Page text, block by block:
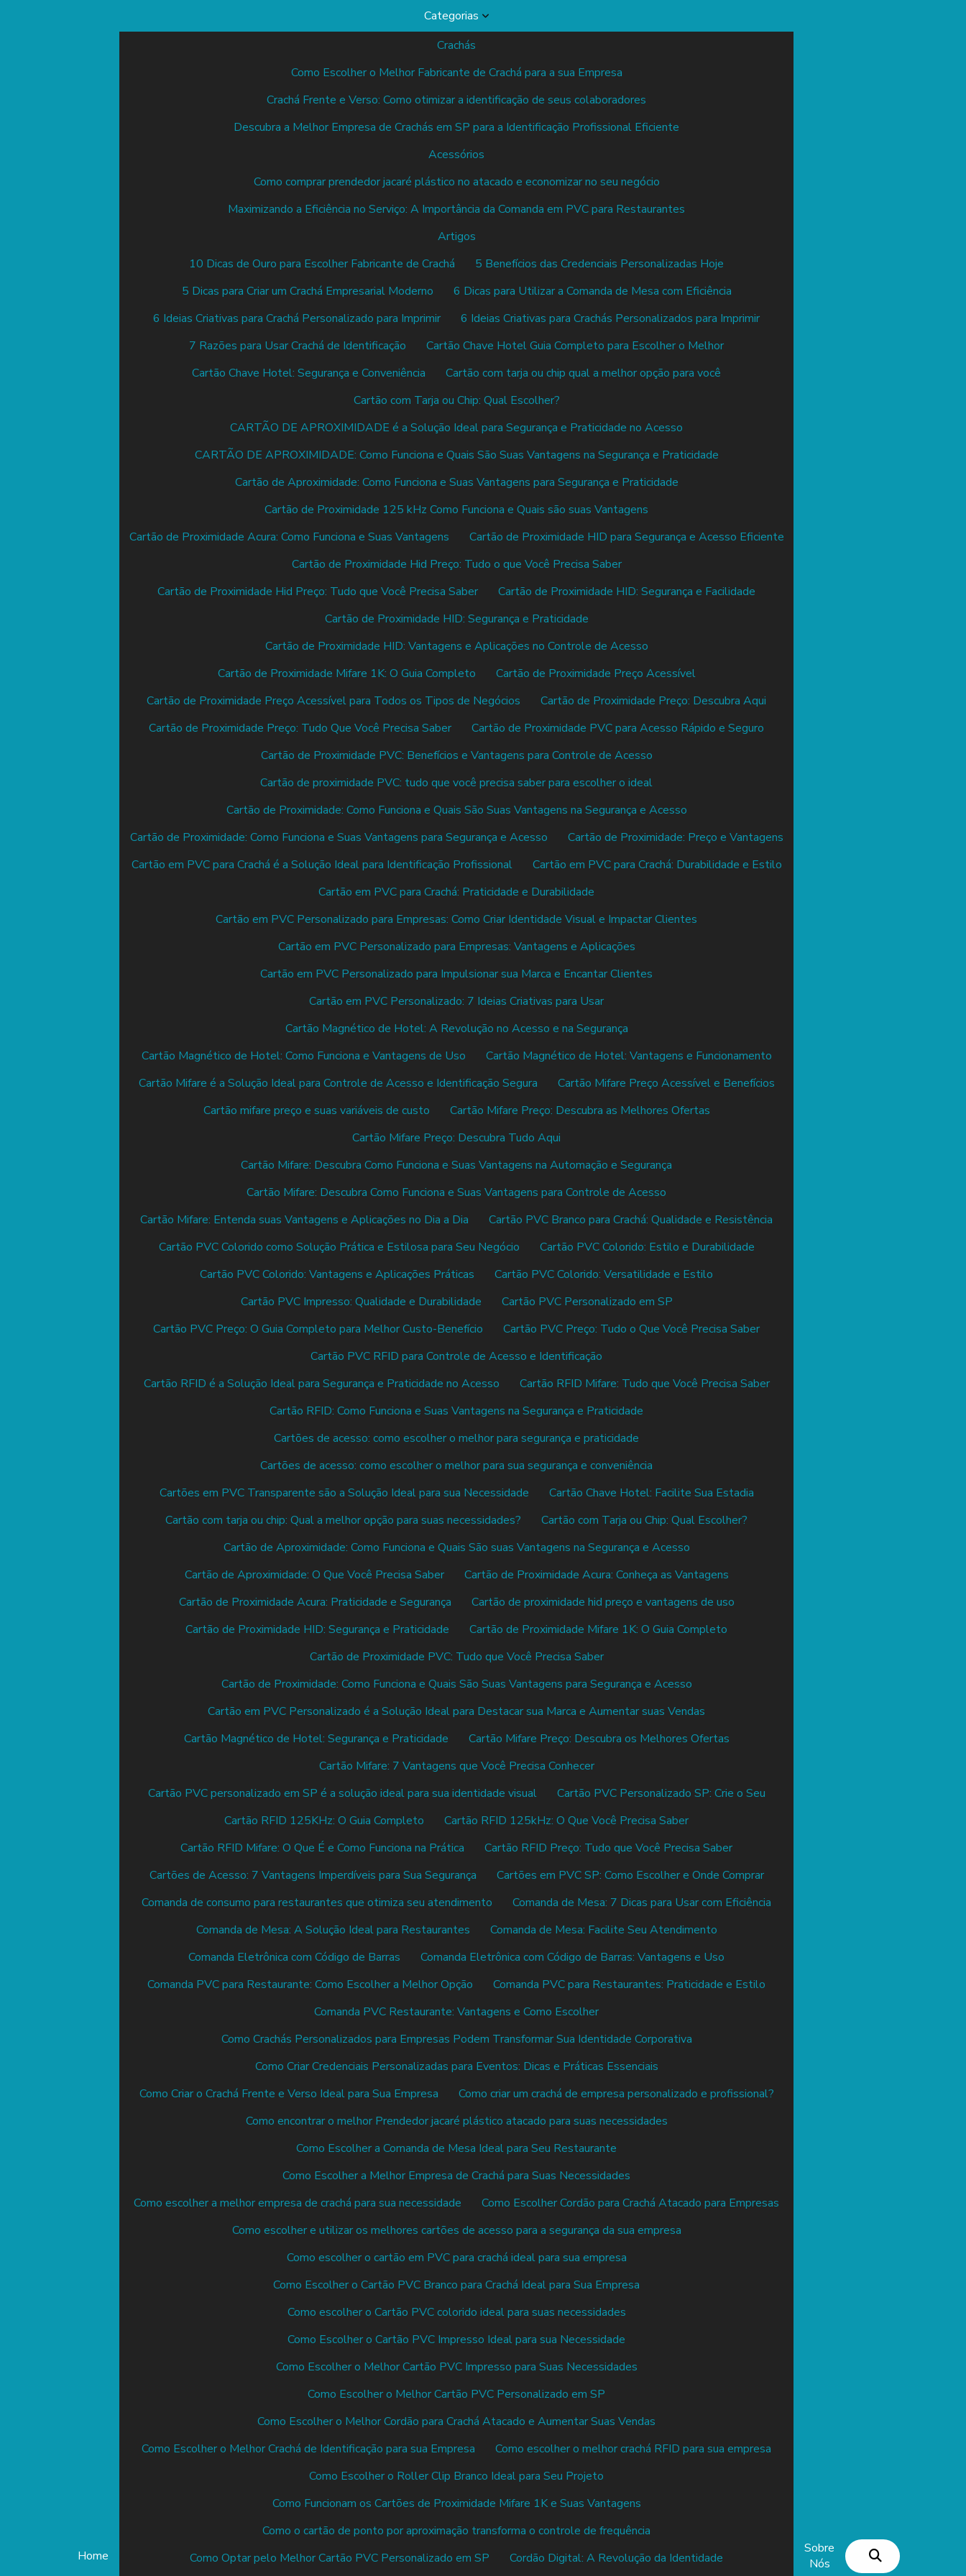
Home
Categorias
Crachás
Como Escolher o Melhor Fabricante de Crachá para a sua Empresa
Crachá Frente e Verso: Como otimizar a identificação de seus colaboradores
Descubra a Melhor Empresa de Crachás em SP para a Identificação Profissional Eficiente
Acessórios
Como comprar prendedor jacaré plástico no atacado e economizar no seu negócio
Maximizando a Eficiência no Serviço: A Importância da Comanda em PVC para Restaurantes
Artigos
10 Dicas de Ouro para Escolher Fabricante de Crachá
5 Benefícios das Credenciais Personalizadas Hoje
5 Dicas para Criar um Crachá Empresarial Moderno
6 Dicas para Utilizar a Comanda de Mesa com Eficiência
6 Ideias Criativas para Crachá Personalizado para Imprimir
6 Ideias Criativas para Crachás Personalizados para Imprimir
7 Razões para Usar Crachá de Identificação
Cartão Chave Hotel Guia Completo para Escolher o Melhor
Cartão Chave Hotel: Segurança e Conveniência
Cartão com tarja ou chip qual a melhor opção para você
Cartão com Tarja ou Chip: Qual Escolher?
CARTÃO DE APROXIMIDADE é a Solução Ideal para Segurança e Praticidade no Acesso
CARTÃO DE APROXIMIDADE: Como Funciona e Quais São Suas Vantagens na Segurança e Praticidade
Cartão de Aproximidade: Como Funciona e Suas Vantagens para Segurança e Praticidade
Cartão de Proximidade 125 kHz Como Funciona e Quais são suas Vantagens
Cartão de Proximidade Acura: Como Funciona e Suas Vantagens
Cartão de Proximidade HID para Segurança e Acesso Eficiente
Cartão de Proximidade Hid Preço: Tudo o que Você Precisa Saber
Cartão de Proximidade Hid Preço: Tudo que Você Precisa Saber
Cartão de Proximidade HID: Segurança e Facilidade
Cartão de Proximidade HID: Segurança e Praticidade
Cartão de Proximidade HID: Vantagens e Aplicações no Controle de Acesso
Cartão de Proximidade Mifare 1K: O Guia Completo
Cartão de Proximidade Preço Acessível
Cartão de Proximidade Preço Acessível para Todos os Tipos de Negócios
Cartão de Proximidade Preço: Descubra Aqui
Cartão de Proximidade Preço: Tudo Que Você Precisa Saber
Cartão de Proximidade PVC para Acesso Rápido e Seguro
Cartão de Proximidade PVC: Benefícios e Vantagens para Controle de Acesso
Cartão de proximidade PVC: tudo que você precisa saber para escolher o ideal
Cartão de Proximidade: Como Funciona e Quais São Suas Vantagens na Segurança e Acesso
Cartão de Proximidade: Como Funciona e Suas Vantagens para Segurança e Acesso
Cartão de Proximidade: Preço e Vantagens
Cartão em PVC para Crachá é a Solução Ideal para Identificação Profissional
Cartão em PVC para Crachá: Durabilidade e Estilo
Cartão em PVC para Crachá: Praticidade e Durabilidade
Cartão em PVC Personalizado para Empresas: Como Criar Identidade Visual e Impactar Clientes
Cartão em PVC Personalizado para Empresas: Vantagens e Aplicações
Cartão em PVC Personalizado para Impulsionar sua Marca e Encantar Clientes
Cartão em PVC Personalizado: 7 Ideias Criativas para Usar
Cartão Magnético de Hotel: A Revolução no Acesso e na Segurança
Cartão Magnético de Hotel: Como Funciona e Vantagens de Uso
Cartão Magnético de Hotel: Vantagens e Funcionamento
Cartão Mifare é a Solução Ideal para Controle de Acesso e Identificação Segura
Cartão Mifare Preço Acessível e Benefícios
Cartão mifare preço e suas variáveis de custo
Cartão Mifare Preço: Descubra as Melhores Ofertas
Cartão Mifare Preço: Descubra Tudo Aqui
Cartão Mifare: Descubra Como Funciona e Suas Vantagens na Automação e Segurança
Cartão Mifare: Descubra Como Funciona e Suas Vantagens para Controle de Acesso
Cartão Mifare: Entenda suas Vantagens e Aplicações no Dia a Dia
Cartão PVC Branco para Crachá: Qualidade e Resistência
Cartão PVC Colorido como Solução Prática e Estilosa para Seu Negócio
Cartão PVC Colorido: Estilo e Durabilidade
Cartão PVC Colorido: Vantagens e Aplicações Práticas
Cartão PVC Colorido: Versatilidade e Estilo
Cartão PVC Impresso: Qualidade e Durabilidade
Cartão PVC Personalizado em SP
Cartão PVC Preço: O Guia Completo para Melhor Custo-Benefício
Cartão PVC Preço: Tudo o Que Você Precisa Saber
Cartão PVC RFID para Controle de Acesso e Identificação
Cartão RFID é a Solução Ideal para Segurança e Praticidade no Acesso
Cartão RFID Mifare: Tudo que Você Precisa Saber
Cartão RFID: Como Funciona e Suas Vantagens na Segurança e Praticidade
Cartões de acesso: como escolher o melhor para segurança e praticidade
Cartões de acesso: como escolher o melhor para sua segurança e conveniência
Cartões em PVC Transparente são a Solução Ideal para sua Necessidade
Cartão Chave Hotel: Facilite Sua Estadia
Cartão com tarja ou chip: Qual a melhor opção para suas necessidades?
Cartão com Tarja ou Chip: Qual Escolher?
Cartão de Aproximidade: Como Funciona e Quais São suas Vantagens na Segurança e Acesso
Cartão de Aproximidade: O Que Você Precisa Saber
Cartão de Proximidade Acura: Conheça as Vantagens
Cartão de Proximidade Acura: Praticidade e Segurança
Cartão de proximidade hid preço e vantagens de uso
Cartão de Proximidade HID: Segurança e Praticidade
Cartão de Proximidade Mifare 1K: O Guia Completo
Cartão de Proximidade PVC: Tudo que Você Precisa Saber
Cartão de Proximidade: Como Funciona e Quais São Suas Vantagens para Segurança e Acesso
Cartão em PVC Personalizado é a Solução Ideal para Destacar sua Marca e Aumentar suas Vendas
Cartão Magnético de Hotel: Segurança e Praticidade
Cartão Mifare Preço: Descubra os Melhores Ofertas
Cartão Mifare: 7 Vantagens que Você Precisa Conhecer
Cartão PVC personalizado em SP é a solução ideal para sua identidade visual
Cartão PVC Personalizado SP: Crie o Seu
Cartão RFID 125KHz: O Guia Completo
Cartão RFID 125kHz: O Que Você Precisa Saber
Cartão RFID Mifare: O Que É e Como Funciona na Prática
Cartão RFID Preço: Tudo que Você Precisa Saber
Cartões de Acesso: 7 Vantagens Imperdíveis para Sua Segurança
Cartões em PVC SP: Como Escolher e Onde Comprar
Comanda de consumo para restaurantes que otimiza seu atendimento
Comanda de Mesa: 7 Dicas para Usar com Eficiência
Comanda de Mesa: A Solução Ideal para Restaurantes
Comanda de Mesa: Facilite Seu Atendimento
Comanda Eletrônica com Código de Barras
Comanda Eletrônica com Código de Barras: Vantagens e Uso
Comanda PVC para Restaurante: Como Escolher a Melhor Opção
Comanda PVC para Restaurantes: Praticidade e Estilo
Comanda PVC Restaurante: Vantagens e Como Escolher
Como Crachás Personalizados para Empresas Podem Transformar Sua Identidade Corporativa
Como Criar Credenciais Personalizadas para Eventos: Dicas e Práticas Essenciais
Como Criar o Crachá Frente e Verso Ideal para Sua Empresa
Como criar um crachá de empresa personalizado e profissional?
Como encontrar o melhor Prendedor jacaré plástico atacado para suas necessidades
Como Escolher a Comanda de Mesa Ideal para Seu Restaurante
Como Escolher a Melhor Empresa de Crachá para Suas Necessidades
Como escolher a melhor empresa de crachá para sua necessidade
Como Escolher Cordão para Crachá Atacado para Empresas
Como escolher e utilizar os melhores cartões de acesso para a segurança da sua empresa
Como escolher o cartão em PVC para crachá ideal para sua empresa
Como Escolher o Cartão PVC Branco para Crachá Ideal para Sua Empresa
Como escolher o Cartão PVC colorido ideal para suas necessidades
Como Escolher o Cartão PVC Impresso Ideal para sua Necessidade
Como Escolher o Melhor Cartão PVC Impresso para Suas Necessidades
Como Escolher o Melhor Cartão PVC Personalizado em SP
Como Escolher o Melhor Cordão para Crachá Atacado e Aumentar Suas Vendas
Como Escolher o Melhor Crachá de Identificação para sua Empresa
Como escolher o melhor crachá RFID para sua empresa
Como Escolher o Roller Clip Branco Ideal para Seu Projeto
Como Funcionam os Cartões de Proximidade Mifare 1K e Suas Vantagens
Como o cartão de ponto por aproximação transforma o controle de frequência
Como Optar pelo Melhor Cartão PVC Personalizado em SP
Cordão Digital: A Revolução da Identidade
Sobre
Nós